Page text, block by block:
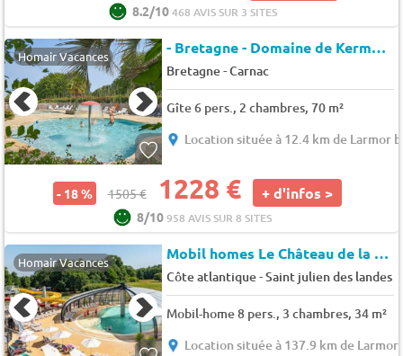
8.2/10468 AVIS SUR 3 SITES
Homair Vacances - Bretagne - Domaine de Kermario
Bretagne-Carnac
Gîte 6 pers., 2 chambres, 70 m²
Location située à 12.4 km de Larmor
- 18 % 1505 € 1228 € + d'infos >
8/10958 AVIS SUR 8 SITES
Homair Vacances Mobil homes Le Château de la Forêt
Côte atlantique-Saint julien des landes
Mobil-home 8 pers., 3 chambres, 34 m²
Location située à 137.9 km de Larmor